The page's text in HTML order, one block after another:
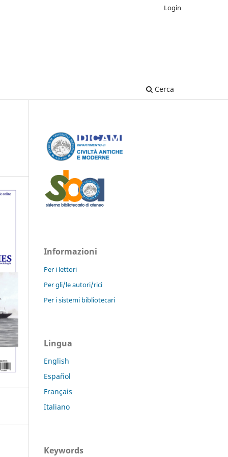
Cerca
Login
Informazioni
Per i lettori
Per gli/le autori/rici
Per i sistemi bibliotecari
Lingua
English
Español
Français
Italiano
Keywords